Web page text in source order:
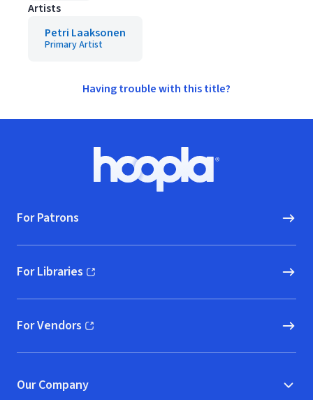
Artists
Petri Laaksonen
Primary Artist
Having trouble with this title?
Hoopla logo, Go to homepage
For Patrons
For Libraries
(opens in new window)
For Vendors
(opens in new window)
Our Company